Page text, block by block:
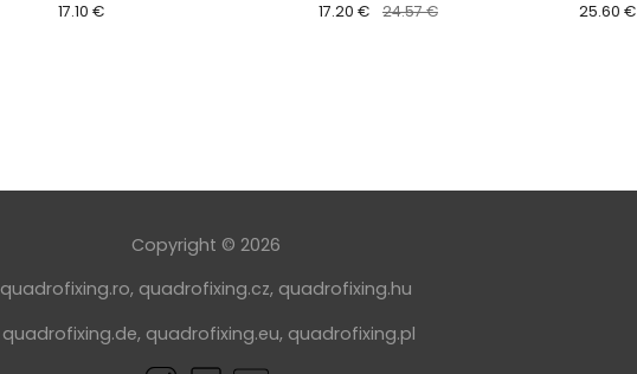
BROWN
17.10 € 17.20 € 24.57 € 25.60 €
Copyright © 2026
quadrofixing.ro, quadrofixing.cz, quadrofixing.hu
quadrofixing.de, quadrofixing.eu, quadrofixing.pl